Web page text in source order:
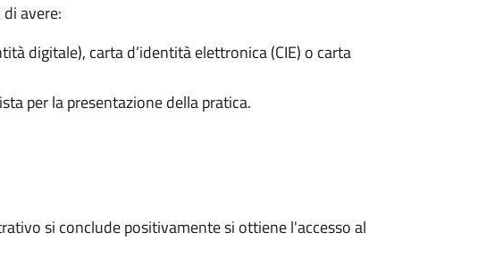
avere:
digitale), carta d’identità elettronica (CIE) o carta
per la presentazione della pratica.
si conclude positivamente si ottiene l'accesso al